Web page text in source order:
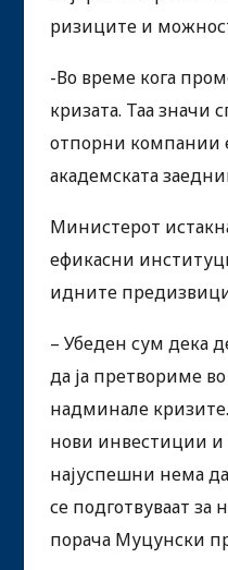
ризиците и
-Во време кога
кризата. Таа значи
отпорни компании
академската
Министерот
ефикасни
идните
– Убеден сум дека
да ја претвориме
надминале
нови инвестиции и
најуспешни нема
се подготвуваат за
порача Муцунски